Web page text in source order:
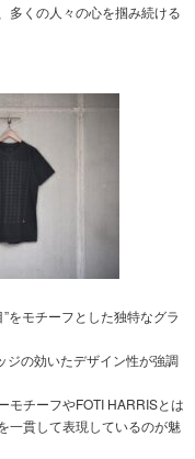
多くの人々の心を掴み続ける
をモチーフとした独特なグラ
ジの効いたデザイン性が強調
モチーフやFOTI HARRISとは
一貫して表現しているのが魅